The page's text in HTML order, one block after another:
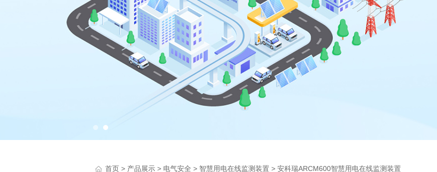
首页 > 产品展示 > 电气安全 > 智慧用电在线监测装置 > 安科瑞ARCM600智慧用电在线监测装置